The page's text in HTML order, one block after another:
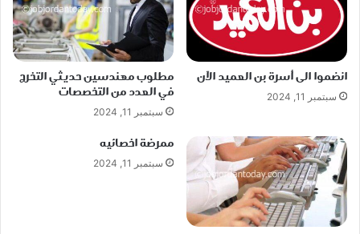
انضموا الى أسرة بن العميد الآن
سبتمبر 11, 2024
مطلوب مهندسين حديثي التخرج
في العدد من التخصصات
سبتمبر 11, 2024
ممرضة اخصائيه
سبتمبر 11, 2024